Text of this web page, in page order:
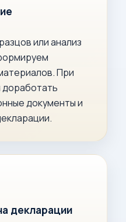
или анализ
При
документы и
декларации